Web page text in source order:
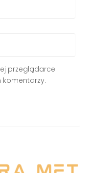
przeglądarce